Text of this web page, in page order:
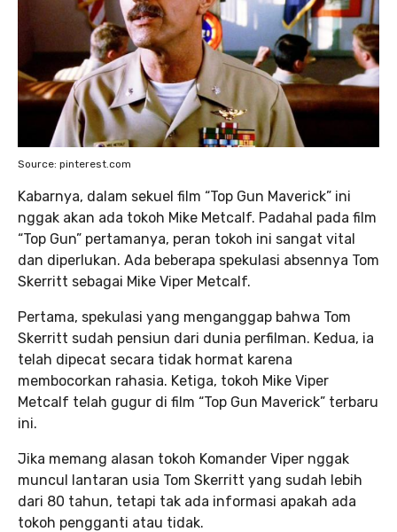
Source: pinterest.com
Kabarnya, dalam sekuel film “Top Gun Maverick” ini
nggak akan ada tokoh Mike Metcalf. Padahal pada film
“Top Gun” pertamanya, peran tokoh ini sangat vital
dan diperlukan. Ada beberapa spekulasi absennya Tom
Skerritt sebagai Mike Viper Metcalf.
Pertama, spekulasi yang menganggap bahwa Tom
Skerritt sudah pensiun dari dunia perfilman. Kedua, ia
telah dipecat secara tidak hormat karena
membocorkan rahasia. Ketiga, tokoh Mike Viper
Metcalf telah gugur di film “Top Gun Maverick” terbaru
ini.
Jika memang alasan tokoh Komander Viper nggak
muncul lantaran usia Tom Skerritt yang sudah lebih
dari 80 tahun, tetapi tak ada informasi apakah ada
tokoh pengganti atau tidak.